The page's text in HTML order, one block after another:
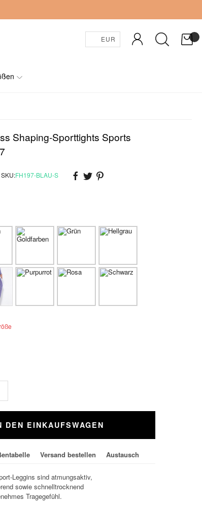
EUR
Shaping-Sporttights Sports
SKU:FH197-BLAU-S
DEN EINKAUFSWAGEN
Versand bestellen Austausch
Leggins sind atmungsaktiv,
sowie schnelltrocknend
Tragegefühl.